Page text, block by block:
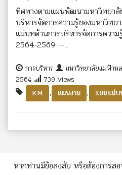
ทิศทางตามแผนพัฒนามหาวิทยา
บริหารจัดการความรู้ของมหาวิท
แม่บทด้านการบริหารจัดการควา
2564-2569 --...
การบริหาร
มหาวิทยาลัยแม่ฟ้าห
2564
739 views
KM
, แผนงาน , แผนแม่บ
หากท่านมีข้อสงสัย หรือต้องการส